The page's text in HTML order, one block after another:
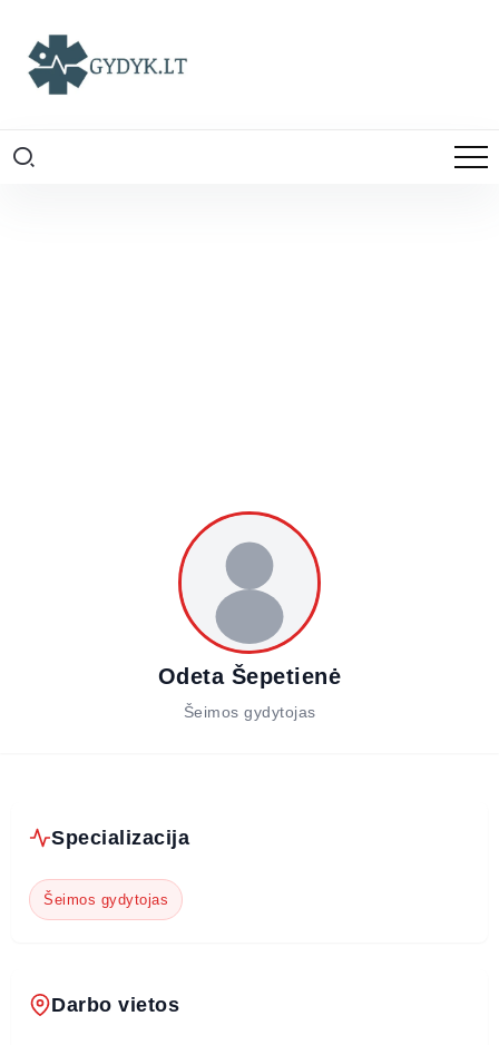
Odeta Šepetienė
Šeimos gydytojas
Specializacija
Šeimos gydytojas
Darbo vietos